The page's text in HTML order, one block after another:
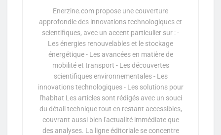
Enerzine.com propose une couverture
approfondie des innovations technologiques et
scientifiques, avec un accent particulier sur : -
Les énergies renouvelables et le stockage
énergétique - Les avancées en matière de
mobilité et transport - Les découvertes
scientifiques environnementales - Les
innovations technologiques - Les solutions pour
l'habitat Les articles sont rédigés avec un souci
du détail technique tout en restant accessibles,
couvrant aussi bien l'actualité immédiate que
des analyses. La ligne éditoriale se concentre